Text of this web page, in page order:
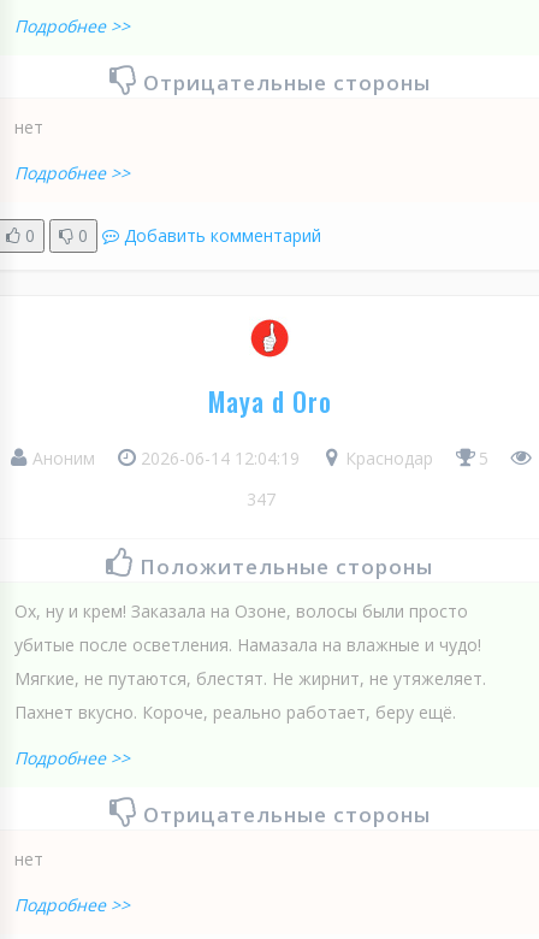
Подробнее >>
Отрицательные стороны
нет
Подробнее >>
0 0 Добавить комментарий
Maya d Oro
Аноним 2026-06-14 12:04:19 Краснодар
5
347
Положительные стороны
Ох, ну и крем! Заказала на Озоне, волосы были просто
убитые после осветления. Намазала на влажные и чудо!
Мягкие, не путаются, блестят. Не жирнит, не утяжеляет.
Пахнет вкусно. Короче, реально работает, беру ещё.
Подробнее >>
Отрицательные стороны
нет
Подробнее >>